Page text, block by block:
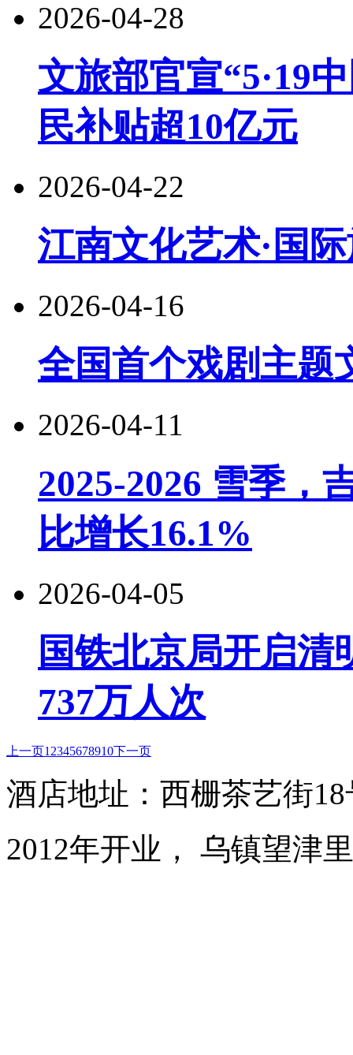
2026-04-28
文旅部官宣“5·19
民补贴超10亿元
2026-04-22
江南文化艺术·国
2026-04-16
全国首个戏剧主题
2026-04-11
2025-2026 雪季，
比增长16.1%
2026-04-05
国铁北京局开启清
737万人次
上一页1 2345678910下一页
酒店地址：西栅茶艺街
2012年开业， 乌镇望